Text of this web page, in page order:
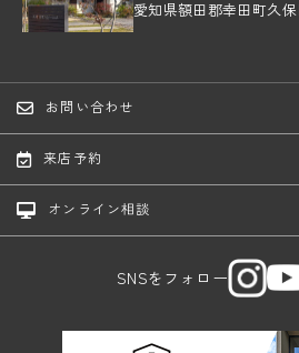
愛知県額田郡幸田町久保
お問い合わせ
来店予約
オンライン相談
SNSをフォロー